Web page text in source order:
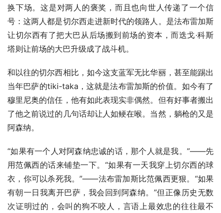
换下场。这是对两人的褒奖，而且也向世人传递了一个信
号：这两人都是切尔西走进新时代的领路人。是法布雷加斯
让切尔西有了把大巴从后场搬到前场的资本，而迭戈·科斯
塔则让前场的大巴升级成了战斗机。
和以往的切尔西相比，如今这支蓝军无比华丽，甚至能踢出
当年巴萨的tiki-taka，这就是法布雷加斯的价值。如今有了
穆里尼奥的信任，他有如此表现实非偶然。但有好事者搬出
了他之前说过的几句话却让人如鲠在喉。当然，躺枪的又是
阿森纳。
“如果有一个人对阿森纳忠诚的话，那个人就是我。”——先
用范佩西的话来铺垫一下。“如果有一天我穿上切尔西的球
衣，你可以杀死我。”——法布雷加斯比范佩西更狠。“如果
有朝一日我离开巴萨，我会回到阿森纳。”但正像历史无数
次证明过的，会叫的狗不咬人，言语上最效忠的往往最不